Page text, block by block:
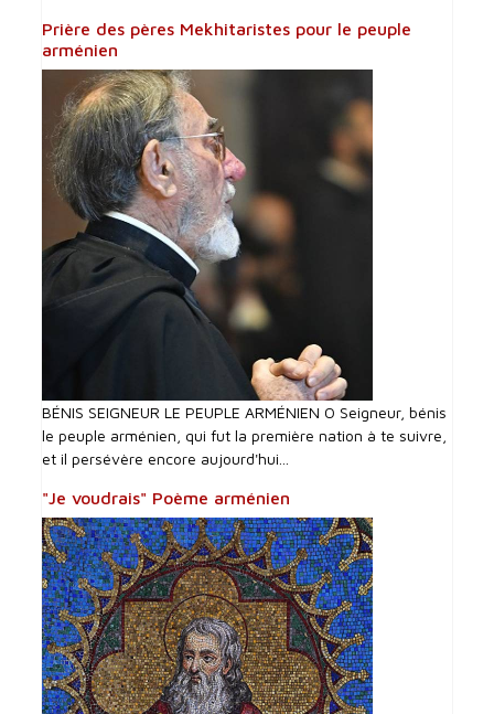
Prière des pères Mekhitaristes pour le peuple
arménien
BÉNIS SEIGNEUR LE PEUPLE ARMÉNIEN O Seigneur, bénis
le peuple arménien, qui fut la première nation à te suivre,
et il persévère encore aujourd'hui...
"Je voudrais" Poème arménien